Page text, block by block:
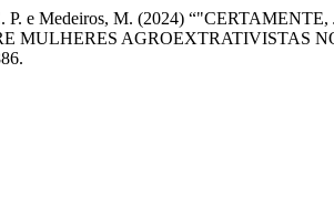
P. e Medeiros, M. (2024)
MULHERES AGROEXTRATIVISTAS